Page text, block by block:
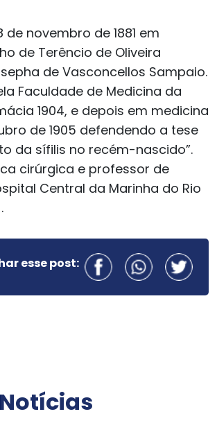
de novembro de 1881 em
de Terêncio de Oliveira
de Vasconcellos Sampaio.
Faculdade de Medicina da
1904, e depois em medicina
de 1905 defendendo a tese
da sífilis no recém-nascido”.
cirúrgica e professor de
Central da Marinha do Rio
esse post: